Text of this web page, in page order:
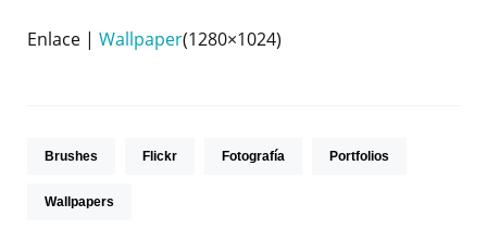
Enlace | Wallpaper(1280×1024)
Brushes Flickr Fotografía Portfolios
Wallpapers